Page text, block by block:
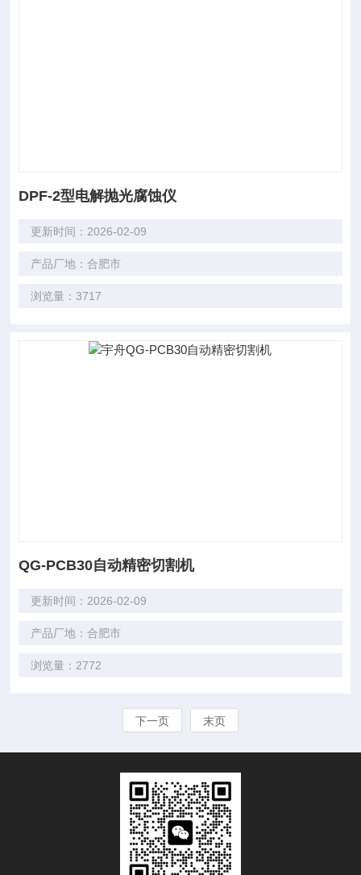
DPF-2型电解抛光腐蚀仪
更新时间：2026-02-09
产品厂地：合肥市
浏览量：3717
QG-PCB30自动精密切割机
更新时间：2026-02-09
产品厂地：合肥市
浏览量：2772
下一页 末页